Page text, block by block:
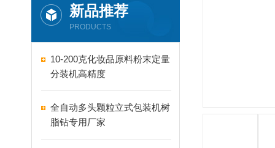
新品推荐
PRODUCTS
10-200克化妆品原料粉末定量
分装机高精度
全自动多头颗粒立式包装机树
脂钻专用厂家